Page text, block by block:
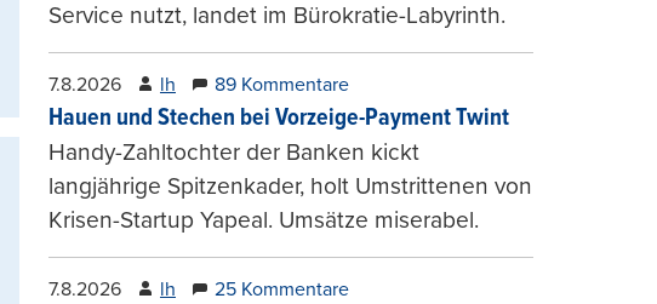
Service nutzt, landet im Bürokratie-Labyrinth.
7.8.2026 lh 89 Kommentare
Hauen und Stechen bei Vorzeige-Payment Twint
Handy-Zahltochter der Banken kickt
langjährige Spitzenkader, holt Umstrittenen von
Krisen-Startup Yapeal. Umsätze miserabel.
7.8.2026 lh 25 Kommentare